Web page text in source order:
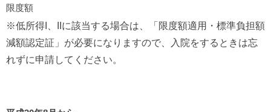
限度額
※低所得I、IIに該当する場合は、「限度額適用・標準負担額
減額認定証」が必要になりますので、入院をするときは忘
れずに申請してください。